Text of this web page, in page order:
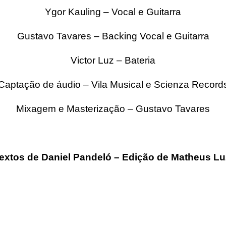
Ygor Kauling – Vocal e Guitarra
Gustavo Tavares – Backing Vocal e Guitarra
Victor Luz – Bateria
de áudio – Vila Musical e Scienza
Mixagem e Masterização – Gustavo Tavares
de Daniel Pandeló – Edição de Matheus